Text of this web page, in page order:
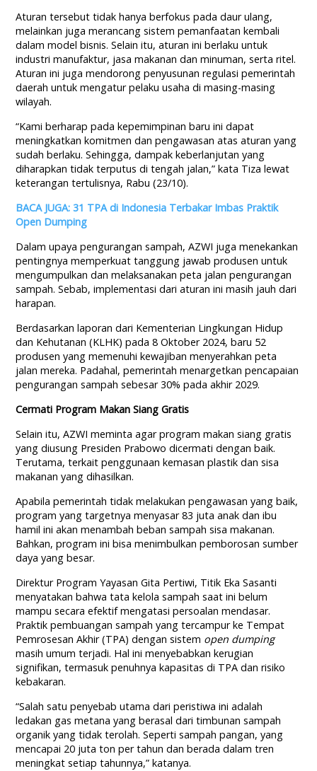
Aturan tersebut tidak hanya berfokus pada daur ulang,
melainkan juga merancang sistem pemanfaatan kembali
dalam model bisnis. Selain itu, aturan ini berlaku untuk
industri manufaktur, jasa makanan dan minuman, serta ritel.
Aturan ini juga mendorong penyusunan regulasi pemerintah
daerah untuk mengatur pelaku usaha di masing-masing
wilayah.
“Kami berharap pada kepemimpinan baru ini dapat
meningkatkan komitmen dan pengawasan atas aturan yang
sudah berlaku. Sehingga, dampak keberlanjutan yang
diharapkan tidak terputus di tengah jalan,” kata Tiza lewat
keterangan tertulisnya, Rabu (23/10).
BACA JUGA: 31 TPA di Indonesia Terbakar Imbas Praktik
Open Dumping
Dalam upaya pengurangan sampah, AZWI juga menekankan
pentingnya memperkuat tanggung jawab produsen untuk
mengumpulkan dan melaksanakan peta jalan pengurangan
sampah. Sebab, implementasi dari aturan ini masih jauh dari
harapan.
Berdasarkan laporan dari Kementerian Lingkungan Hidup
dan Kehutanan (KLHK) pada 8 Oktober 2024, baru 52
produsen yang memenuhi kewajiban menyerahkan peta
jalan mereka. Padahal, pemerintah menargetkan pencapaian
pengurangan sampah sebesar 30% pada akhir 2029.
Cermati Program Makan Siang Gratis
Selain itu, AZWI meminta agar program makan siang gratis
yang diusung Presiden Prabowo dicermati dengan baik.
Terutama, terkait penggunaan kemasan plastik dan sisa
makanan yang dihasilkan.
Apabila pemerintah tidak melakukan pengawasan yang baik,
program yang targetnya menyasar 83 juta anak dan ibu
hamil ini akan menambah beban sampah sisa makanan.
Bahkan, program ini bisa menimbulkan pemborosan sumber
daya yang besar.
Direktur Program Yayasan Gita Pertiwi, Titik Eka Sasanti
menyatakan bahwa tata kelola sampah saat ini belum
mampu secara efektif mengatasi persoalan mendasar.
Praktik pembuangan sampah yang tercampur ke Tempat
Pemrosesan Akhir (TPA) dengan sistem open dumping
masih umum terjadi. Hal ini menyebabkan kerugian
signifikan, termasuk penuhnya kapasitas di TPA dan risiko
kebakaran.
“Salah satu penyebab utama dari peristiwa ini adalah
ledakan gas metana yang berasal dari timbunan sampah
organik yang tidak terolah. Seperti sampah pangan, yang
mencapai 20 juta ton per tahun dan berada dalam tren
meningkat setiap tahunnya,” katanya.